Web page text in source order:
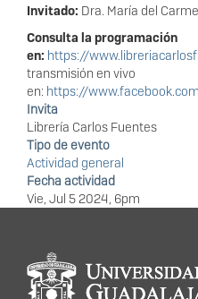
Invitado: Dra. María del
Consulta la programación
en: https://
transmisión en vivo
en: https://
Invita
Librería Carlos Fuentes
Tipo de evento
Actividad general
Fecha actividad
Vie, Jul 5 2024, 6pm
Información del
portal